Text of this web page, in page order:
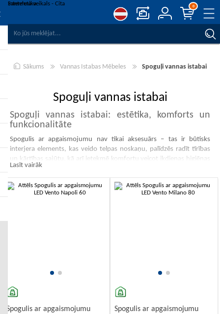
0
Sākums Vannas Istabas Mēbeles Spoguļi vannas istabai
Spoguļi vannas istabai
Spoguļi vannas istabai: estētika, komforts un
funkcionalitāte
Spogulis ar apgaismojumu nav tikai aksesuārs – tas ir būtisks
interjera elements, kas veido telpas noskaņu, palīdzēs radīt tīrības
un kārtības sajūtu, kā arī ietekmē komfortu veicot ikdienas higiēnas
procedūras.
Mūsu piedāvājumā atradīsiet:
Mūsdienīgi spoguļi ar iebūvētu LED apgaismojumu, kas nodrošina
labu
Lasīt vairāk
Spogulis ar apgaismojumu
Spogulis ar apgaismojumu